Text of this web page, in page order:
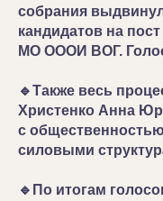
собрания
кандидатов на
МО ОООИ ВОГ.
🔹Также весь
Христенко Анна
с
силовыми
🔹По итогам